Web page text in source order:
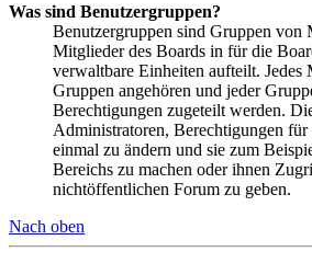
Was sind Benutzergruppen?
Benutzergruppen sind Gruppen von
Mitglieder des Boards in für die
verwaltbare Einheiten aufteilt. Jedes
Gruppen angehören und jeder
Berechtigungen zugeteilt werden.
Administratoren, Berechtigungen für
einmal zu ändern und sie zum
Bereichs zu machen oder ihnen
nichtöffentlichen Forum zu geben.
Nach oben